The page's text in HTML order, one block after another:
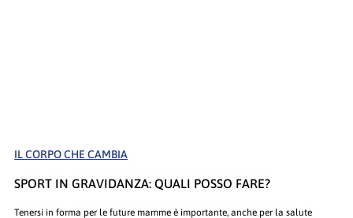
IL CORPO CHE CAMBIA
SPORT IN GRAVIDANZA: QUALI POSSO FARE?
Tenersi in forma per le future mamme è importante, anche per la salute